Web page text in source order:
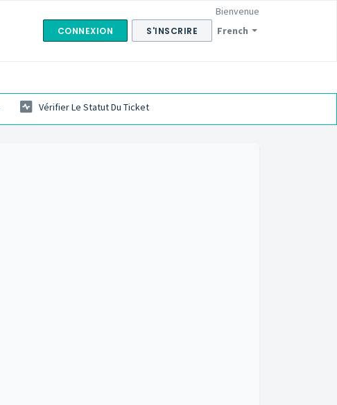
French
Bienvenue
CONNEXION S'INSCRIRE
Vérifier Le Statut Du Ticket